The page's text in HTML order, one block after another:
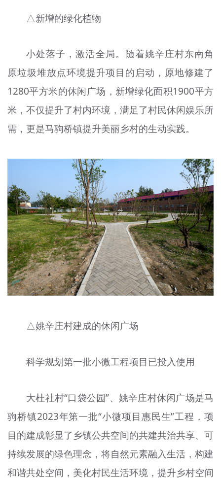
△新增的绿化植物
小处落子，激活全局。随着姚辛庄村东南角
原垃圾堆放点环境提升项目的启动，原地修建了
1280平方米的休闲广场，新增绿化面积1900平方
米，不仅提升了村内环境，满足了村民休闲娱乐所
需，更是马驹桥镇提升美丽乡村的生动实践。
△姚辛庄村建成的休闲广场
科学规划第一批小微工程项目已投入使用
大杜社村“口袋公园”、姚辛庄村休闲广场是马
驹桥镇2023年第一批“小微项目惠民生”工程，项
目的建成彰显了乡镇公共空间的共建共治共享、可
持续发展的绿色理念，将自然元素融入生活，构建
和谐共处空间，美化村民生活环境，提升乡村空间